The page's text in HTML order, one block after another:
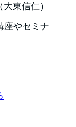
東信仁）
座やセミナ